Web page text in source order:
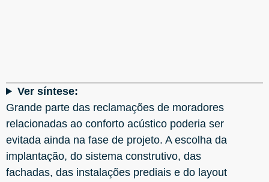
Ver síntese:
Grande parte das reclamações de moradores
relacionadas ao conforto acústico poderia ser
evitada ainda na fase de projeto. A escolha da
implantação, do sistema construtivo, das
fachadas, das instalações prediais e do layout